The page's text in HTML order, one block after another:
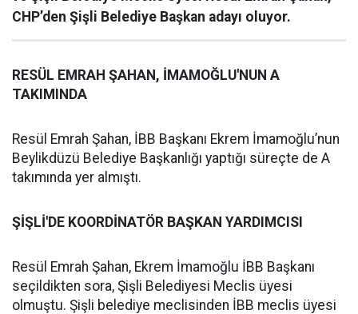
CHP’den Şişli Belediye Başkan adayı oluyor.
RESÜL EMRAH ŞAHAN, İMAMOĞLU'NUN A
TAKIMINDA
Resül Emrah Şahan, İBB Başkanı Ekrem İmamoğlu’nun
Beylikdüzü Belediye Başkanlığı yaptığı süreçte de A
takımında yer almıştı.
ŞİŞLİ'DE KOORDİNATÖR BAŞKAN YARDIMCISI
Resül Emrah Şahan, Ekrem İmamoğlu İBB Başkanı
seçildikten sora, Şişli Belediyesi Meclis üyesi
olmuştu. Şişli belediye meclisinden İBB meclis üyesi